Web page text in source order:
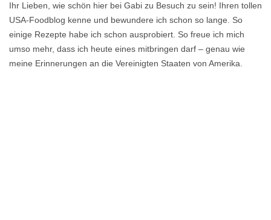
Ihr Lieben, wie schön hier bei Gabi zu Besuch zu sein! Ihren tollen
USA-Foodblog kenne und bewundere ich schon so lange. So
einige Rezepte habe ich schon ausprobiert. So freue ich mich
umso mehr, dass ich heute eines mitbringen darf – genau wie
meine Erinnerungen an die Vereinigten Staaten von Amerika.